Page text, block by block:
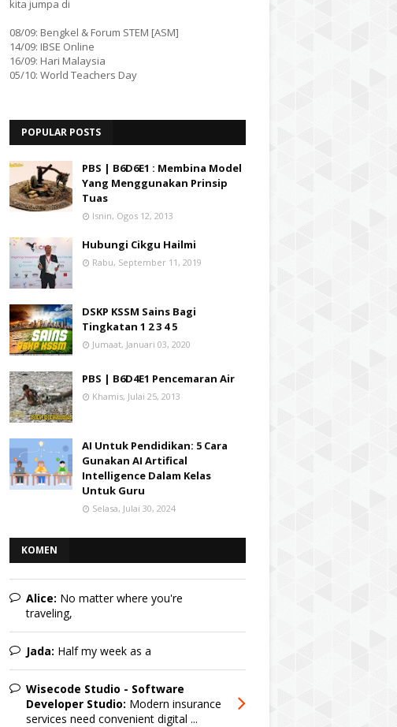
kita jumpa di
08/09: Bengkel & Forum STEM [ASM]
14/09: IBSE Online
16/09: Hari Malaysia
05/10: World Teachers Day
POPULAR POSTS
PBS | B6D6E1 : Membina Model
Yang Menggunakan Prinsip
Tuas
Isnin, Ogos 12, 2013
Hubungi Cikgu Hailmi
Rabu, September 11, 2019
DSKP KSSM Sains Bagi
Tingkatan 1 2 3 4 5
Jumaat, Januari 03, 2020
PBS | B6D4E1 Pencemaran Air
Khamis, Julai 25, 2013
AI Untuk Pendidikan: 5 Cara
Gunakan AI Artifical
Intelligence Dalam Kelas
Untuk Guru
Selasa, Julai 30, 2024
KOMEN
Alice: No matter where you're
traveling,
Jada: Half my week as a
Wisecode Studio - Software
Developer Studio: Modern insurance
services need convenient digital ...